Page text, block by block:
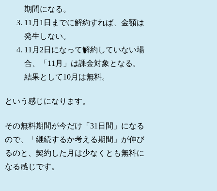
期間になる。
11月1日までに解約すれば、金額は
発生しない。
11月2日になって解約していない場
合、「11月」は課金対象となる。
結果として10月は無料。
という感じになります。
その無料期間が今だけ「31日間」になる
ので、「継続するか考える期間」が伸び
るのと、契約した月は少なくとも無料に
なる感じです。